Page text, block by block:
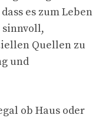
es zum Leben
sinnvoll,
Quellen zu
und
ob Haus oder